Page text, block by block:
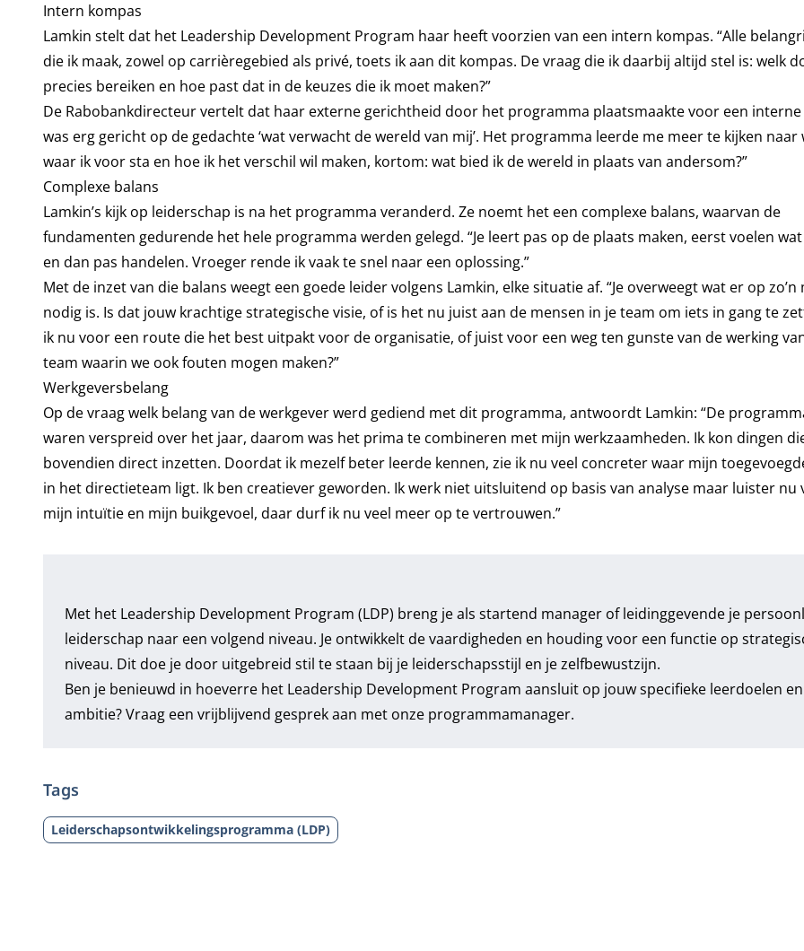
Intern kompas
Lamkin stelt dat het Leadership Development Program haar heeft voorzien van een intern kompas. “Alle
die ik maak, zowel op carrièregebied als privé, toets ik aan dit kompas. De vraag die ik daarbij altijd stel is: welk
precies bereiken en hoe past dat in de keuzes die ik moet maken?”
De Rabobankdirecteur vertelt dat haar externe gerichtheid door het programma plaatsmaakte voor een interne
was erg gericht op de gedachte ‘wat verwacht de wereld van mij’. Het programma leerde me meer te kijken naar
waar ik voor sta en hoe ik het verschil wil maken, kortom: wat bied ik de wereld in plaats van andersom?”
Complexe balans
Lamkin’s kijk op leiderschap is na het programma veranderd. Ze noemt het een complexe balans, waarvan de
fundamenten gedurende het hele programma werden gelegd. “Je leert pas op de plaats maken, eerst voelen
en dan pas handelen. Vroeger rende ik vaak te snel naar een oplossing.”
Met de inzet van die balans weegt een goede leider volgens Lamkin, elke situatie af. “Je overweegt wat er op
nodig is. Is dat jouw krachtige strategische visie, of is het nu juist aan de mensen in je team om iets in gang te
ik nu voor een route die het best uitpakt voor de organisatie, of juist voor een weg ten gunste van de werking
team waarin we ook fouten mogen maken?”
Werkgeversbelang
Op de vraag welk belang van de werkgever werd gediend met dit programma, antwoordt Lamkin: “De
waren verspreid over het jaar, daarom was het prima te combineren met mijn werkzaamheden. Ik kon dingen
bovendien direct inzetten. Doordat ik mezelf beter leerde kennen, zie ik nu veel concreter waar mijn
in het directieteam ligt. Ik ben creatiever geworden. Ik werk niet uitsluitend op basis van analyse maar luister nu
mijn intuïtie en mijn buikgevoel, daar durf ik nu veel meer op te vertrouwen.”
Met het Leadership Development Program (LDP) breng je als startend manager of leidinggevende je
leiderschap naar een volgend niveau. Je ontwikkelt de vaardigheden en houding voor een functie op
niveau. Dit doe je door uitgebreid stil te staan bij je leiderschapsstijl en je zelfbewustzijn.
Ben je benieuwd in hoeverre het Leadership Development Program aansluit op jouw specifieke leerdoelen en
ambitie? Vraag een vrijblijvend gesprek aan met onze programmamanager.
Tags
Leiderschapsontwikkelingsprogramma (LDP)